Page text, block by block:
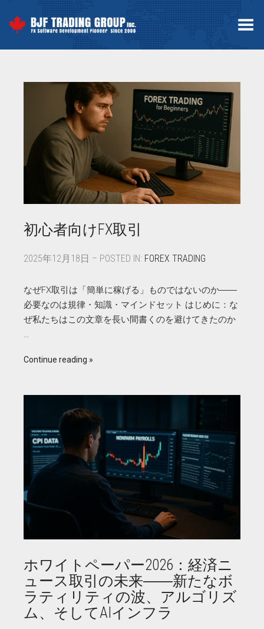
Toggle Menu
初心者向けFX取引
2025年12月18日 – POSTED IN: FOREX TRADING
なぜFX取引は「簡単に稼げる」ものではないのか――
必要なのは規律・知識・マインドセット はじめに：な
ぜ私たちはこの文章を長い間書くのを避けてきたのか
Continue reading
ホワイトペーパー2026：経済ニ
ュース取引の未来――新たなボ
ラティリティの波、アルゴリズ
ム、そしてAIインフラ